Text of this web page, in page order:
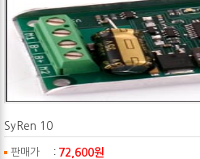
SyRen 10
판매가 : 72,600원